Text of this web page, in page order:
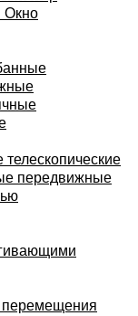
Окно
передвижные